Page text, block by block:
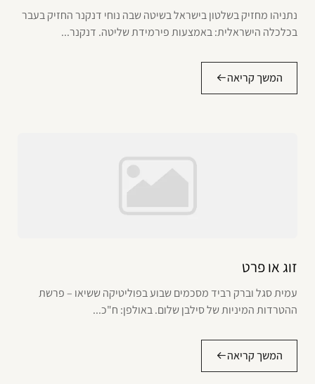
נתניהו מחזיק בשלטון בישראל בשיטה שבה נוחי דנקנר החזיק בעבר
בכלכלה הישראלית: באמצעות פירמידת שליטה. דנקנר...
המשך קריאה
זוג או פרט
עמית סגל וברק רביד מסכמים שבוע בפוליטיקה ששיאו – פרשת
ההטרדות המיניות של סילבן שלום. באולפן: ח"כ...
המשך קריאה